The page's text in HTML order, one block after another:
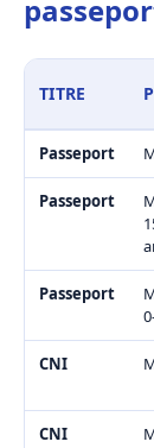
TITRE
Passeport
Passeport
Passeport
CNI
CNI